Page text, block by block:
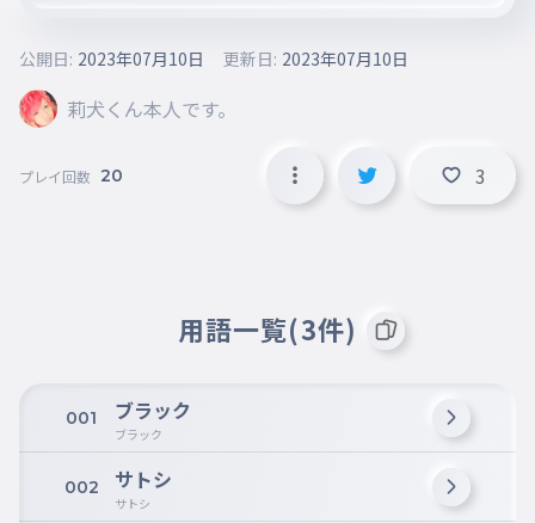
莉犬くん本人です。
公開日: 2023年07月10日 更新日: 2023年07月10日
プレイ回数 20 3
用語一覧(3件)
001 ブラック
ブラック
002 サトシ
サトシ